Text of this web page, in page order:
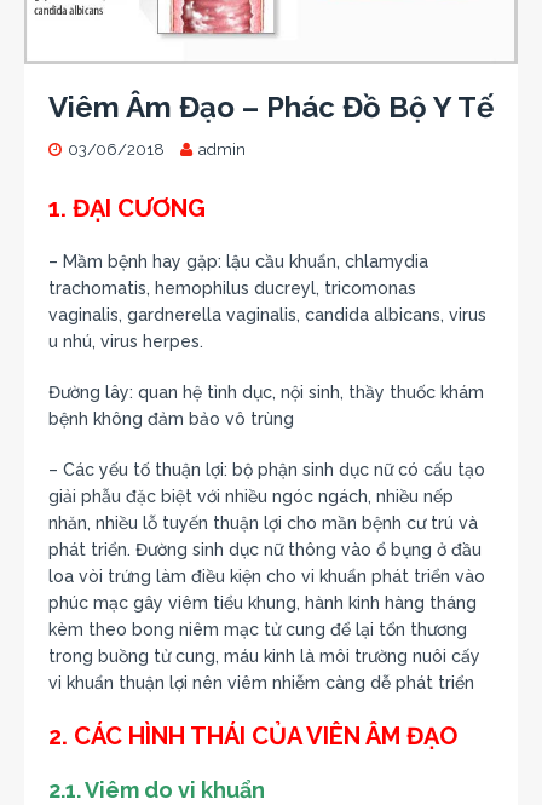
Viêm Âm Đạo – Phác Đồ Bộ Y Tế
03/06/2018 admin
1. ĐẠI CƯƠNG
– Mầm bệnh hay gặp: lậu cầu khuẩn, chlamydia
trachomatis, hemophilus ducreyl, tricomonas
vaginalis, gardnerella vaginalis, candida albicans, virus
u nhú, virus herpes.
Đường lây: quan hệ tình dục, nội sinh, thầy thuốc khám
bệnh không đảm bảo vô trùng
– Các yếu tố thuận lợi: bộ phận sinh dục nữ có cấu tạo
giải phẫu đặc biệt với nhiều ngóc ngách, nhiều nếp
nhăn, nhiều lỗ tuyến thuận lợi cho mần bệnh cư trú và
phát triển. Đường sinh dục nữ thông vào ổ bụng ở đầu
loa vòi trứng làm điều kiện cho vi khuẩn phát triển vào
phúc mạc gây viêm tiểu khung, hành kinh hàng tháng
kèm theo bong niêm mạc tử cung để lại tổn thương
trong buồng tử cung, máu kinh là môi trường nuôi cấy
vi khuẩn thuận lợi nên viêm nhiễm càng dễ phát triển
2. CÁC HÌNH THÁI CỦA VIÊN ÂM ĐẠO
2.1. Viêm do vi khuẩn